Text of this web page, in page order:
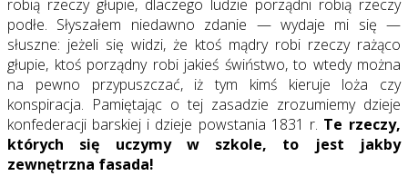
robią rzeczy głupie, dlaczego ludzie porządni robią rzeczy
podłe. Słyszałem niedawno zdanie — wydaje mi się —
słuszne: jeżeli się widzi, że ktoś mądry robi rzeczy rażąco
głupie, ktoś porządny robi jakieś świństwo, to wtedy można
na pewno przypuszczać, iż tym kimś kieruje loża czy
konspiracja. Pamiętając o tej zasadzie zrozumiemy dzieje
konfederacji barskiej i dzieje powstania 1831 r. Te rzeczy,
których się uczymy w szkole, to jest jakby
zewnętrzna fasada!